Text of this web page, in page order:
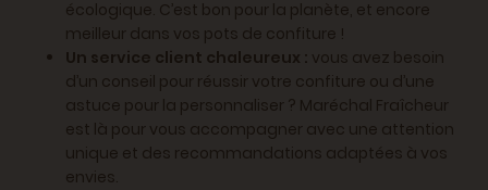
écologique. C’est bon pour la planète, et encore
meilleur dans vos pots de confiture !
Un service client chaleureux : vous avez besoin
d’un conseil pour réussir votre confiture ou d’une
astuce pour la personnaliser ? Maréchal Fraîcheur
est là pour vous accompagner avec une attention
unique et des recommandations adaptées à vos
envies.